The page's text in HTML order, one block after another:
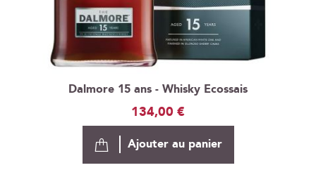
Dalmore 15 ans - Whisky Ecossais
134,00 €
Ajouter au panier